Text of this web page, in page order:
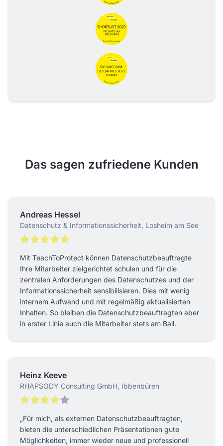
Das sagen zufriedene Kunden
Andreas Hessel
Datenschutz & Informationssicherheit, Losheim am See
Mit TeachToProtect können Datenschutzbeauftragte
Ihre Mitarbeiter zielgerichtet schulen und für die
zentralen Anforderungen des Datenschutzes und der
Informationssicherheit sensibilisieren. Dies mit wenig
internem Aufwand und mit regelmäßig aktualisierten
Inhalten. So bleiben die Datenschutzbeauftragten aber
in erster Linie auch die Mitarbeiter stets am Ball.
Heinz Keeve
RHAPSODY Consulting GmbH, Ibbenbüren
„Für mich, als externen Datenschutzbeauftragten,
bieten die unterschiedlichen Präsentationen gute
Möglichkeiten, immer wieder neue und professionell